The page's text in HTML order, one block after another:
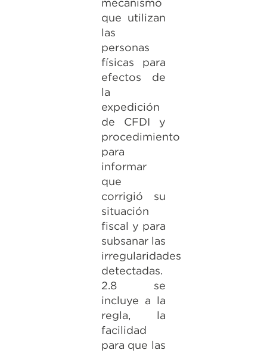
mecanismo
que utilizan
las
personas
físicas para
efectos de
la
expedición
de CFDI y
procedimiento
para
informar
que
corrigió su
situación
fiscal y para
subsanar las
irregularidades
detectadas.
2.8 se
incluye a la
regla, la
facilidad
para que las